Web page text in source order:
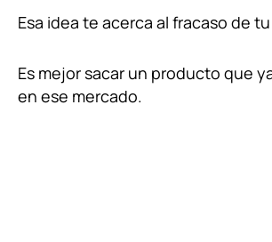
Esa idea te acerca al fracaso de
Es mejor sacar un producto que
en ese mercado.